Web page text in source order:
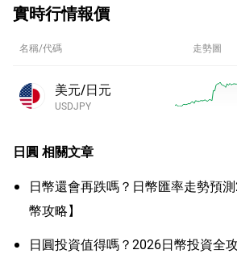
實時行情報價
名稱/代碼 走勢圖
美元/日元
USDJPY
日圓 相關文章
日幣還會再跌嗎？日幣匯率走勢預
幣攻略】
日圓投資值得嗎？2026日幣投資全